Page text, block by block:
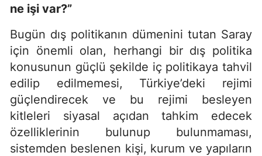
ne işi var?”
Bugün dış politikanın dümenini tutan Saray
için önemli olan, herhangi bir dış politika
konusunun güçlü şekilde iç politikaya tahvil
edilip edilmemesi, Türkiye’deki rejimi
güçlendirecek ve bu rejimi besleyen
kitleleri siyasal açıdan tahkim edecek
özelliklerinin bulunup bulunmaması,
sistemden beslenen kişi, kurum ve yapıların